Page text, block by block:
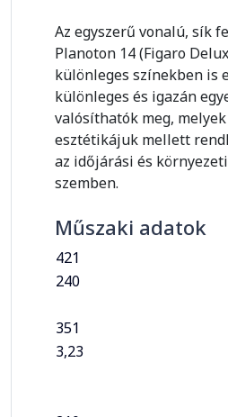
Az egyszerű vonalú, sík
Planoton 14 (Figaro
különleges színekben is
különleges és igazán
valósíthatók meg,
esztétikájuk mellett
az időjárási és
szemben.
Műszaki adatok
421
240
351
3,23